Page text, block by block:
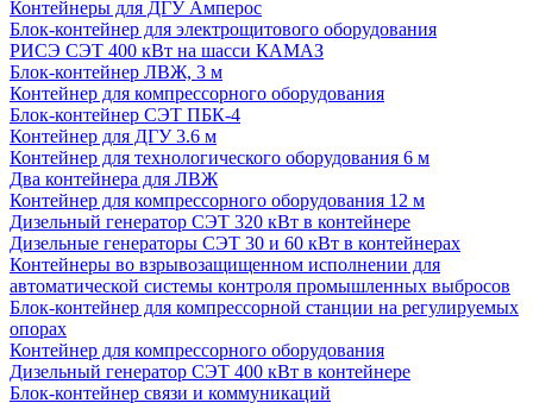
Контейнеры для ДГУ Амперос
Блок-контейнер для электрощитового оборудования
РИСЭ СЭТ 400 кВт на шасси КАМАЗ
Блок-контейнер ЛВЖ, 3 м
Контейнер для компрессорного оборудования
Блок-контейнер СЭТ ПБК-4
Контейнер для ДГУ 3.6 м
Контейнер для технологического оборудования 6 м
Два контейнера для ЛВЖ
Контейнер для компрессорного оборудования 12 м
Дизельный генератор СЭТ 320 кВт в контейнере
Дизельные генераторы СЭТ 30 и 60 кВт в контейнерах
Контейнеры во взрывозащищенном исполнении для
автоматической системы контроля промышленных выбросов
Блок-контейнер для компрессорной станции на регулируемых
опорах
Контейнер для компрессорного оборудования
Дизельный генератор СЭТ 400 кВт в контейнере
Блок-контейнер связи и коммуникаций